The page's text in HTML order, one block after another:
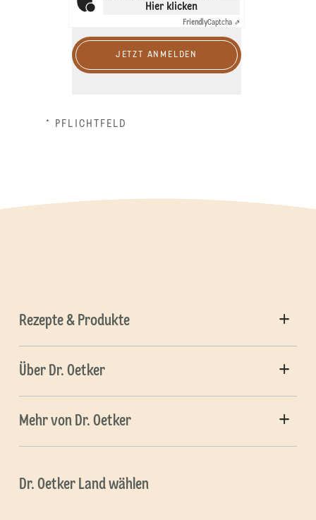
Hier klicken
FriendlyCaptcha ⇗
JETZT ANMELDEN
* PFLICHTFELD
Rezepte & Produkte
Über Dr. Oetker
Mehr von Dr. Oetker
Dr. Oetker Land wählen